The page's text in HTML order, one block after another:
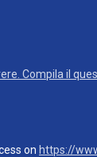
Compila il
on https://